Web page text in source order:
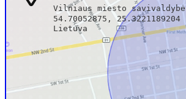
Vilniaus miesto savivaldybė
54.70052875, 25.3221189204
Lietuva